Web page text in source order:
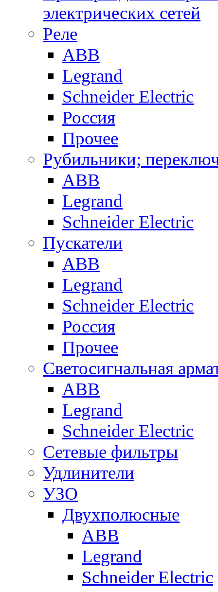
электрических сетей
Реле
ABB
Legrand
Schneider Electric
Россия
Прочее
Рубильники;
ABB
Legrand
Schneider Electric
Пускатели
ABB
Legrand
Schneider Electric
Россия
Прочее
Светосигнальная
ABB
Legrand
Schneider Electric
Сетевые фильтры
Удлинители
УЗО
Двухполюсные
ABB
Legrand
Schneider Electric